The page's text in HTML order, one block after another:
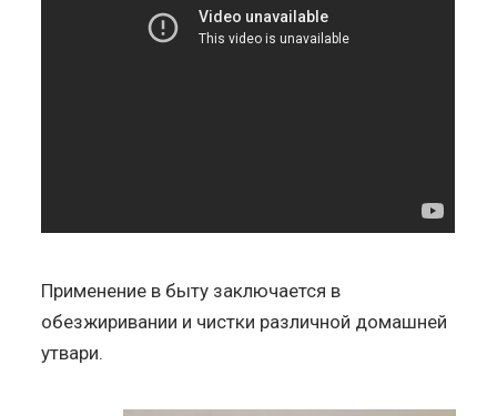
Применение в быту заключается в
обезжиривании и чистки различной домашней
утвари.